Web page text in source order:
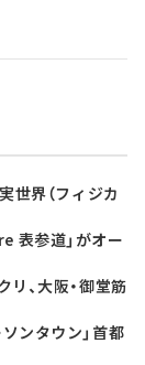
世界（フィジカ
表参道」がオー
リ、大阪・御堂筋
ンタウン」首都